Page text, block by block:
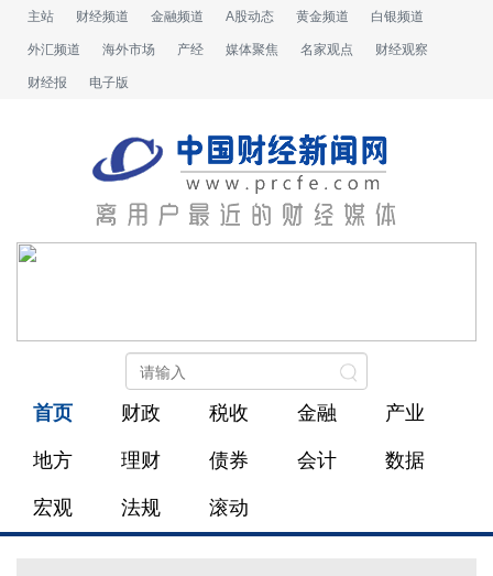
主站 财经频道 金融频道 A股动态 黄金频道 白银频道
外汇频道 海外市场 产经 媒体聚焦 名家观点 财经观察
财经报 电子版
首页 财政 税收 金融 产业
地方 理财 债券 会计 数据
宏观 法规 滚动